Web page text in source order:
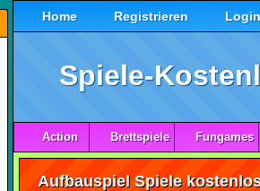
Home Registrieren Login
Spiele-
Action Brettspiele Fungames
Aufbauspiel Spiele